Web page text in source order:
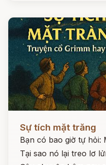
Sự tích mặt trăng
Bạn có bao giờ tự hỏi:
Tại sao nó lại treo lơ